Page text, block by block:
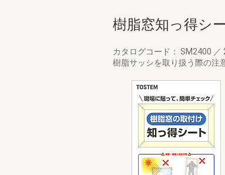
樹脂窓知っ得シ
カタログコード： SM2400 ／
樹脂サッシを取り扱う際の注